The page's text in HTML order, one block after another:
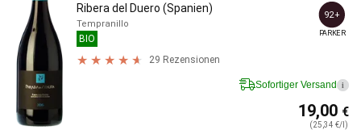
Ribera del Duero (Spanien)
Tempranillo
BIO
29 Rezensionen
92+
PARKER
Sofortiger Versand i
19,00 €
(25,34 €/l)